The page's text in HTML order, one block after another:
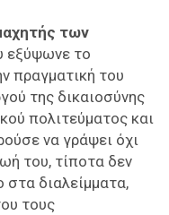
των
εξύψωνε το
πραγματική του
της δικαιοσύνης
πολιτεύματος και
να γράψει όχι
του, τίποτα δεν
διαλείμματα,
τους